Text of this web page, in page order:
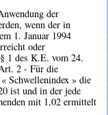
der
wenn der in
1. Januar 1994
oder
1 des K.E. vom 24.
2 - Für die
Schwellenindex » die
ist und in der jede
mit 1,02 ermittelt